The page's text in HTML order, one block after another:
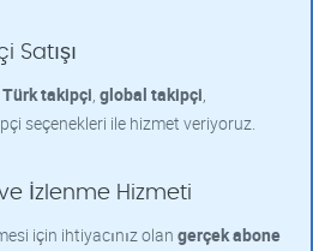
Satışı
Türk takipçi, global takipçi,
seçenekleri ile hizmet veriyoruz.
İzlenme Hizmeti
için ihtiyacınız olan gerçek abone